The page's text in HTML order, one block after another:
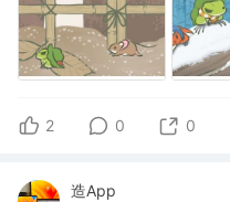
2 0 0
造App